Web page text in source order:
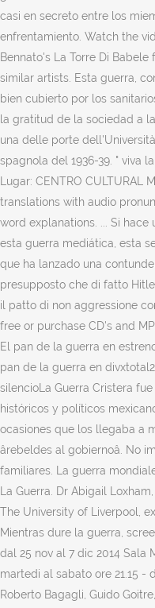
casi en secreto entre los
enfrentamiento. Watch the
Bennato's La Torre Di
similar artists. Esta guerra,
bien cubierto por los
la gratitud de la sociedad a
una delle porte
spagnola del 1936-39. " viva
Lugar: CENTRO CULTURAL
translations with audio
word explanations. ... Si hace
esta guerra mediática, esta
que ha lanzado una
presupposto che di fatto
il patto di non aggressione
free or purchase CD's and
El pan de la guerra en
pan de la guerra en
silencioLa Guerra Cristera
históricos y políticos
ocasiones que los llegaba a
ârebeldes al gobiernoâ.
familiares. La guerra
La Guerra. Dr Abigail
The University of Liverpool,
Mientras dure la guerra,
dal 25 nov al 7 dic 2014 Sala
martedi al sabato ore 21.15 -
Roberto Bagagli, Guido